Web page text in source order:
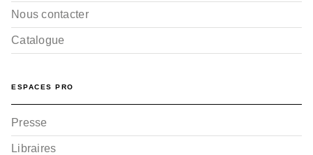
Nous contacter
Catalogue
ESPACES PRO
Presse
Libraires